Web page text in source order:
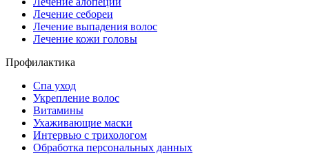
Лечение себореи
Лечение выпадения волос
Лечение кожи головы
Профилактика
Спа уход
Укрепление волос
Витамины
Ухаживающие маски
Интервью с трихологом
Обработка персональных данных